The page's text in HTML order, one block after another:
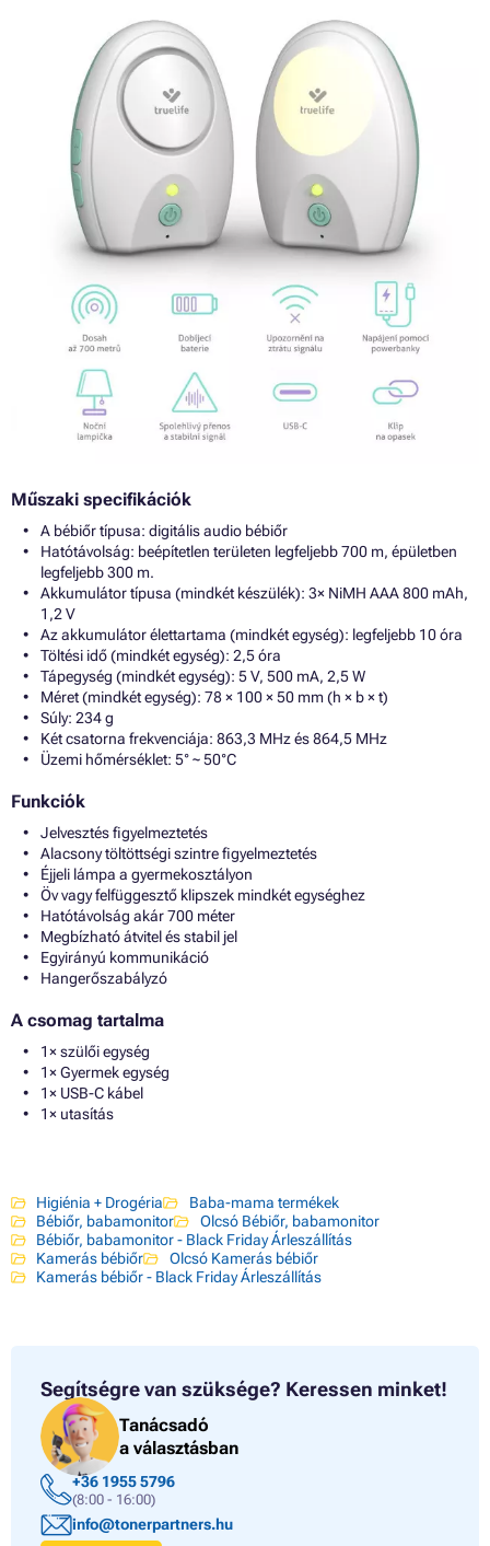
Műszaki specifikációk
A bébiőr típusa: digitális audio bébiőr
Hatótávolság: beépítetlen területen legfeljebb 700 m, épületben
legfeljebb 300 m.
Akkumulátor típusa (mindkét készülék): 3× NiMH AAA 800 mAh,
1,2 V
Az akkumulátor élettartama (mindkét egység): legfeljebb 10 óra
Töltési idő (mindkét egység): 2,5 óra
Tápegység (mindkét egység): 5 V, 500 mA, 2,5 W
Méret (mindkét egység): 78 × 100 × 50 mm (h × b × t)
Súly: 234 g
Két csatorna frekvenciája: 863,3 MHz és 864,5 MHz
Üzemi hőmérséklet: 5° ~ 50°C
Funkciók
Jelvesztés figyelmeztetés
Alacsony töltöttségi szintre figyelmeztetés
Éjjeli lámpa a gyermekosztályon
Öv vagy felfüggesztő klipszek mindkét egységhez
Hatótávolság akár 700 méter
Megbízható átvitel és stabil jel
Egyirányú kommunikáció
Hangerőszabályzó
A csomag tartalma
1× szülői egység
1× Gyermek egység
1× USB-C kábel
1× utasítás
Higiénia + Drogéria
Baba-mama termékek
Bébiőr, babamonitor
Olcsó Bébiőr, babamonitor
Bébiőr, babamonitor - Black Friday Árleszállítás
Kamerás bébiőr
Olcsó Kamerás bébiőr
Kamerás bébiőr - Black Friday Árleszállítás
Segítségre van szüksége? Keressen minket!
Tanácsadó
a választásban
+36 1955 5796
(8:00 - 16:00)
info@tonerpartners.hu